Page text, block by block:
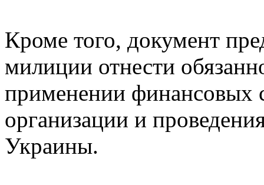
Кроме того, документ
милиции отнести
применении финансовых
организации и
Украины.